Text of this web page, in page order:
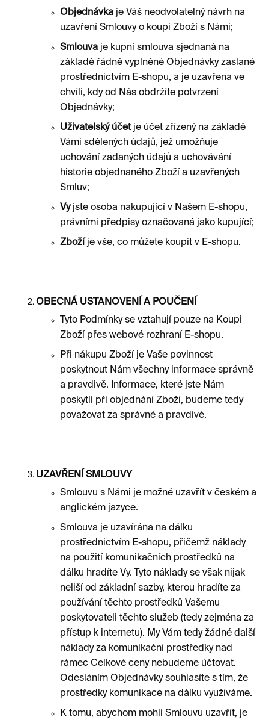
Objednávka je Váš neodvolatelný návrh na
uzavření Smlouvy o koupi Zboží s Námi;
Smlouva je kupní smlouva sjednaná na
základě řádně vyplněné Objednávky zaslané
prostřednictvím E-shopu, a je uzavřena ve
chvíli, kdy od Nás obdržíte potvrzení
Objednávky;
Uživatelský účetje účet zřízený na základě
Vámi sdělených údajů, jež umožňuje
uchování zadaných údajů a uchovávání
historie objednaného Zboží a uzavřených
Smluv;
Vyjste osoba nakupující v Našem E-shopu,
právními předpisy označovaná jako kupující;
Zboží je vše, co můžete koupit v E-shopu.
OBECNÁ USTANOVENÍ A POUČENÍ
Tyto Podmínky se vztahují pouze na Koupi
Zboží přes webové rozhraní E-shopu.
Při nákupu Zboží je Vaše povinnost
poskytnout Nám všechny informace správně
a pravdivě. Informace, které jste Nám
poskytli při objednání Zboží, budeme tedy
považovat za správné a pravdivé.
UZAVŘENÍ SMLOUVY
Smlouvu s Námi je možné uzavřít v českém a
anglickém jazyce.
Smlouva je uzavírána na dálku
prostřednictvím E-shopu, přičemž náklady
na použití komunikačních prostředků na
dálku hradíte Vy. Tyto náklady se však nijak
neliší od základní sazby, kterou hradíte za
používání těchto prostředků Vašemu
poskytovateli těchto služeb (tedy zejména za
přístup k internetu). My Vám tedy žádné další
náklady za komunikační prostředky nad
rámec Celkové ceny nebudeme účtovat.
Odesláním Objednávky souhlasíte s tím, že
prostředky komunikace na dálku využíváme.
K tomu, abychom mohli Smlouvu uzavřít, je